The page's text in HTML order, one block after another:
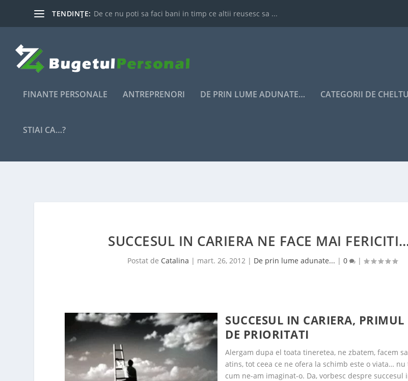
TENDINȚE: De ce nu poti sa faci bani in timp ce altii reusesc sa ...
FINANTE PERSONALE ANTREPRENORI DE PRIN LUME ADUNATE… CATEGORII DE
STIAI CA…?
SUCCESUL IN CARIERA NE FACE MAI
Postat de Catalina | mart. 26, 2012| De prin lume adunate... | 0 |
SUCCESUL IN CARIERA, PRIMUL
DE PRIORITATI
Alergam dupa el toata tineretea, ne zbatem, facem
atins, tot ceea ce ne ofera la schimb este o viata… nu
cum ne-am imaginat-o. Da, vorbesc despre succesul